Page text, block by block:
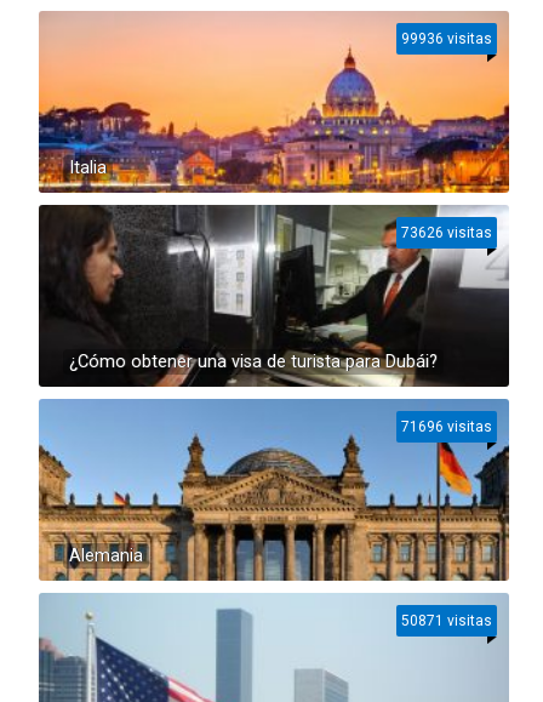
Italia
99936 visitas
¿Cómo obtener una visa de turista para Dubái?
73626 visitas
Alemania
71696 visitas
50871 visitas